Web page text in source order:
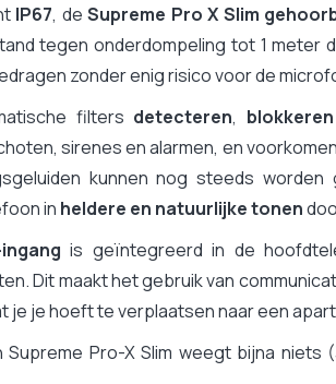
26 dB
5 jaar
Ja
Sordin Supreme Pro X -
IP67, deSupreme Pro X Slim
tegen onderdompeling tot 1 meter
zonder enig risico voor de
filters detecteren,
sirenes en alarmen, en
kunnen nog steeds
in heldere en natuurlijke tonen
is geïntegreerd in de
Dit maakt het gebruik van
je je hoeft te verplaatsen naar een
Supreme Pro-X Slim weegt bijna